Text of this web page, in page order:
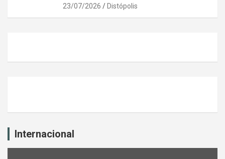
23/07/2026 Distópolis
Internacional